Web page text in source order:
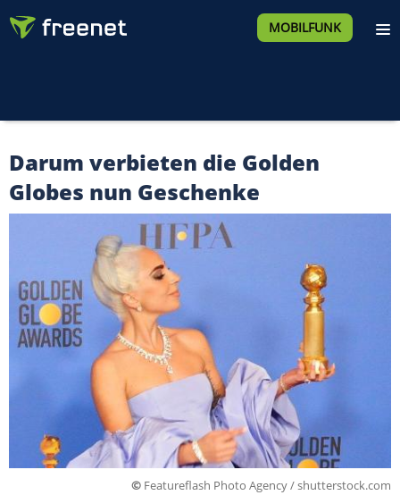
MOBILFUNK
Darum verbieten die Golden
Globes nun Geschenke
© Featureflash Photo Agency / shutterstock.com